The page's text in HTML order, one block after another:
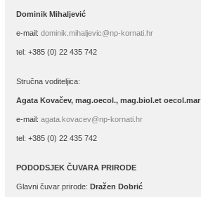
Dominik Mihaljević
e-mail: dominik.mihaljevic@np-kornati.hr
tel: +385 (0) 22 435 742
Stručna voditeljica:
Agata Kovačev, mag.oecol., mag.biol.et oecol.mar
e-mail: agata.kovacev@np-kornati.hr
tel: +385 (0) 22 435 742
PODODSJEK ČUVARA PRIRODE
Glavni čuvar prirode: Dražen Dobrić